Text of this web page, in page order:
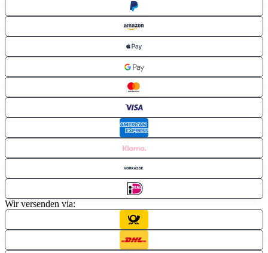
Wir versenden via: